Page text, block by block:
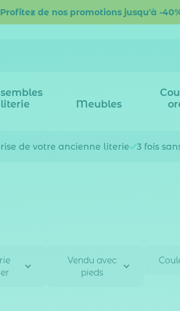
Profitez de nos promotions jusqu'à -
literie
Meubles
de votre ancienne literie 3 fois
Vendu avec
pieds